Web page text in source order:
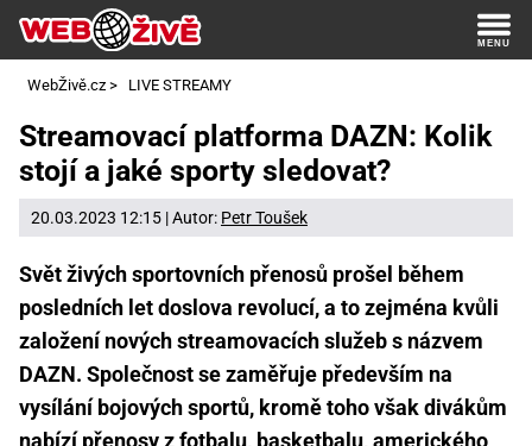
WebŽivě.cz > LIVE STREAMY
Streamovací platforma DAZN: Kolik
stojí a jaké sporty sledovat?
20.03.2023 12:15 | Autor: Petr Toušek
Svět živých sportovních přenosů prošel během
posledních let doslova revolucí, a to zejména kvůli
založení nových streamovacích služeb s názvem
DAZN. Společnost se zaměřuje především na
vysílání bojových sportů, kromě toho však divákům
nabízí přenosy z fotbalu, basketbalu, amerického